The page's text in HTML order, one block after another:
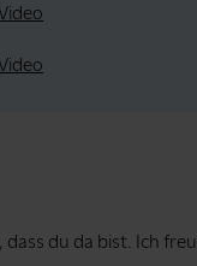
du da bist. Ich